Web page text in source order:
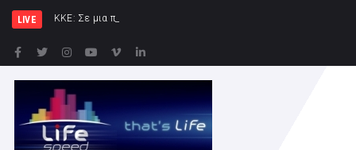
LIVE ΚΚΕ: Σε μια περιοχή που ήδη φλέγ